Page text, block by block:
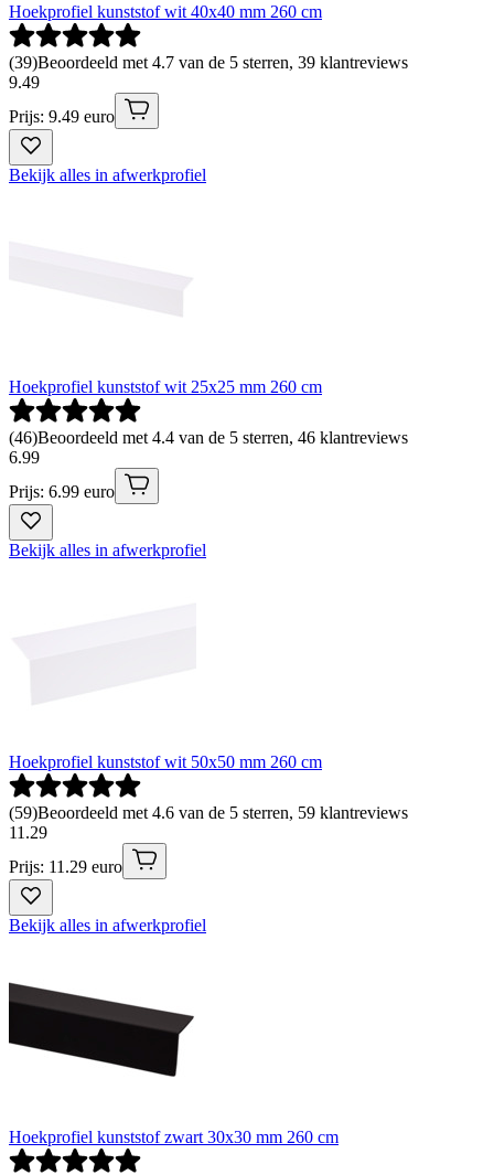
Hoekprofiel kunststof wit 40x40 mm 260 cm
(39)Beoordeeld met 4.7 van de 5 sterren, 39 klantreviews
9.49
Prijs: 9.49 euro
Bekijk alles in afwerkprofiel
Hoekprofiel kunststof wit 25x25 mm 260 cm
(46)Beoordeeld met 4.4 van de 5 sterren, 46 klantreviews
6.99
Prijs: 6.99 euro
Bekijk alles in afwerkprofiel
Hoekprofiel kunststof wit 50x50 mm 260 cm
(59)Beoordeeld met 4.6 van de 5 sterren, 59 klantreviews
11 .29
Prijs: 11.29 euro
Bekijk alles in afwerkprofiel
Hoekprofiel kunststof zwart 30x30 mm 260 cm